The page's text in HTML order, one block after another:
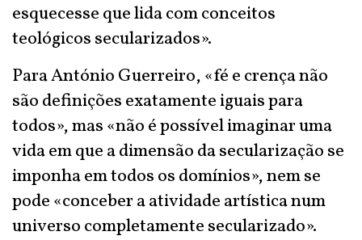
esquecesse que lida com conceitos
teológicos secularizados».
Para António Guerreiro, «fé e crença não
são definições exatamente iguais para
todos», mas «não é possível imaginar uma
vida em que a dimensão da secularização se
imponha em todos os domínios», nem se
pode «conceber a atividade artística num
universo completamente secularizado».